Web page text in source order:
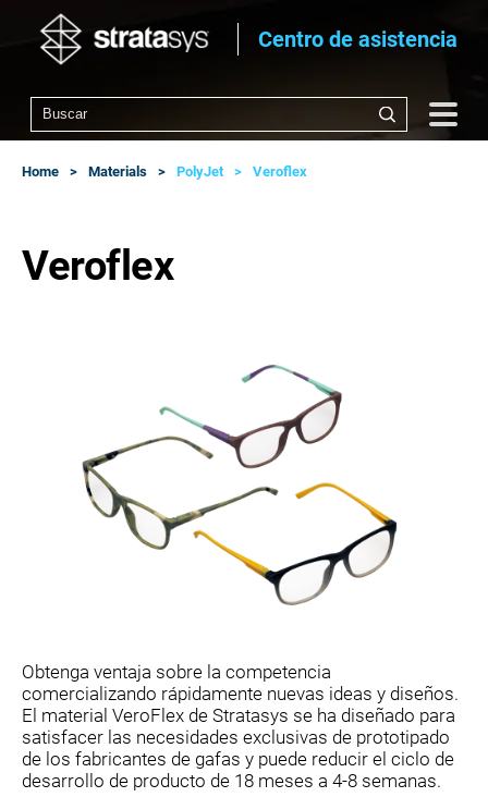
Centro de asistencia
Home Materials PolyJet Veroflex
Veroflex
Obtenga ventaja sobre la competencia
comercializando rápidamente nuevas ideas y diseños.
El material VeroFlex de Stratasys se ha diseñado para
satisfacer las necesidades exclusivas de prototipado
de los fabricantes de gafas y puede reducir el ciclo de
desarrollo de producto de 18 meses a 4-8 semanas.